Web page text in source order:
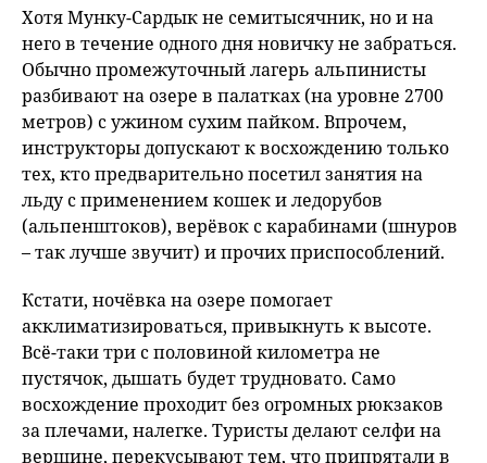
Хотя Мунку-Сардык не семитысячник, но и на
него в течение одного дня новичку не забраться.
Обычно промежуточный лагерь альпинисты
разбивают на озере в палатках (на уровне 2700
метров) с ужином сухим пайком. Впрочем,
инструкторы допускают к восхождению только
тех, кто предварительно посетил занятия на
льду с применением кошек и ледорубов
(альпенштоков), верёвок с карабинами (шнуров
– так лучше звучит) и прочих приспособлений.
Кстати, ночёвка на озере помогает
акклиматизироваться, привыкнуть к высоте.
Всё-таки три с половиной километра не
пустячок, дышать будет трудновато. Само
восхождение проходит без огромных рюкзаков
за плечами, налегке. Туристы делают селфи на
вершине, перекусывают тем, что припрятали в